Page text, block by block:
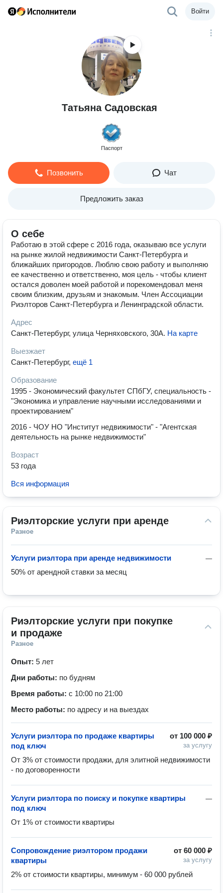
Войти
Татьяна Садовская
Паспорт
Позвонить Чат
Предложить заказ
О себе
Работаю в этой сфере с 2016 года, оказываю все услуги
на рынке жилой недвижимости Санкт-Петербурга и
ближайших пригородов. Люблю свою работу и выполняю
ее качественно и ответственно, моя цель - чтобы клиент
остался доволен моей работой и порекомендовал меня
своим близким, друзьям и знакомым. Член Ассоциации
Риэлторов Санкт-Петербурга и Ленинградской области.
Адрес
Санкт-Петербург, улица Черняховского, 30А. На карте
Выезжает
Санкт-Петербург, ещё 1
Образование
1995 - Экономический факультет СПбГУ, специальность -
"Экономика и управление научными исследованиями и
проектированием"
2016 - ЧОУ НО "Институт недвижимости" - "Агентская
деятельность на рынке недвижимости"
Возраст
53 года
Вся информация
Риэлторские услуги при аренде
Разное
—
Услуги риэлтора при аренде недвижимости
50% от арендной ставки за месяц
Риэлторские услуги при покупке
и продаже
Разное
Опыт: 5 лет
Дни работы: по будням
Время работы: с 10:00 по 21:00
Место работы: по адресу и на выездах
от 100 000 ₽
за услугу
Услуги риэлтора по продаже квартиры
под ключ
От 3% от стоимости продажи, для элитной недвижимости
- по договоренности
—
Услуги риэлтора по поиску и покупке квартиры
под ключ
От 1% от стоимости квартиры
от 60 000 ₽
за услугу
Сопровождение риэлтором продажи
квартиры
2% от стоимости квартиры, минимум - 60 000 рублей